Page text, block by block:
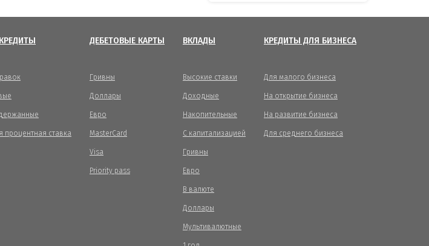
процентная ставка
ДЕБЕТОВЫЕ КАРТЫ
Гривны
Доллары
Евро
MasterCard
Visa
Priority pass
ВКЛАДЫ
Высокие ставки
Доходные
Накопительные
С капитализацией
Гривны
Евро
В валюте
Доллары
Мультивалютные
КРЕДИТЫ ДЛЯ БИЗНЕСА
Для малого бизнеса
На открытие бизнеса
На развитие бизнеса
Для среднего бизнеса